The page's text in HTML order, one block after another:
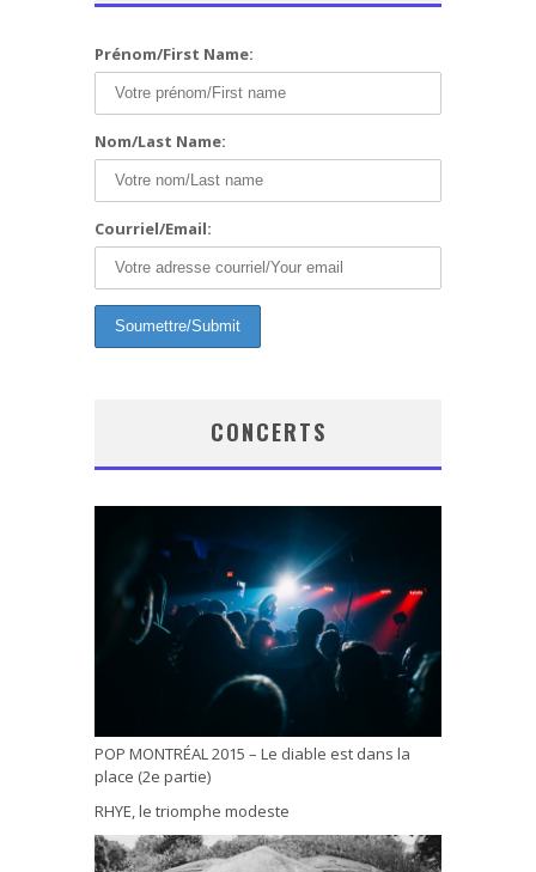
Prénom/First Name:
Nom/Last Name:
Courriel/Email:
CONCERTS
POP MONTRÉAL 2015 – Le diable est dans la
place (2e partie)
RHYE, le triomphe modeste